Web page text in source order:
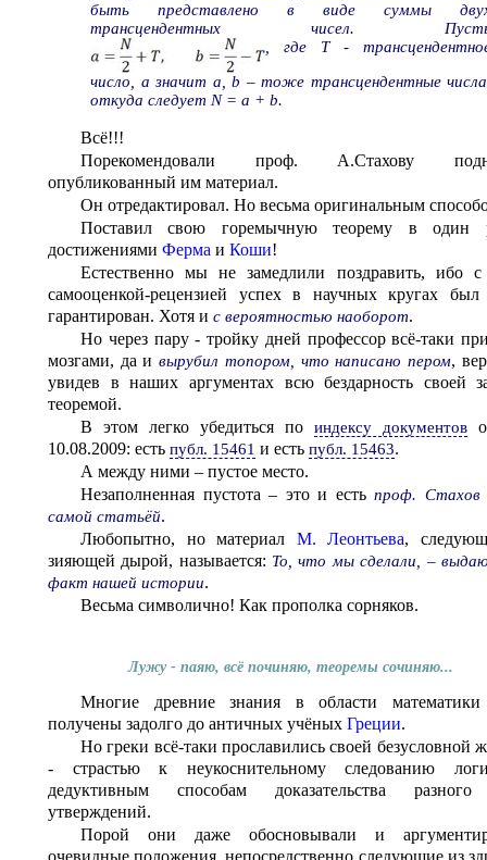
быть представлено в виде суммы
, где T -
число, а значит a, b – тоже трансцендентные
откуда следует N = a + b.
Всё!!!
Порекомендовали проф. А.Стахову
опубликованный им материал.
Он отредактировал. Но весьма оригинальным
Поставил свою горемычную теорему в один
достижениями Ферма и Коши!
Естественно мы не замедлили поздравить, ибо с
самооценкой-рецензией успех в научных кругах был
гарантирован. Хотя и с вероятностью наоборот.
Но через пару - тройку дней профессор всё-таки
мозгами, да и вырубил топором, что написано пером,
увидев в наших аргументах всю бездарность своей
теоремой.
В этом легко убедиться по индексу документов
10.08.2009: есть публ. 15461 и есть публ. 15463.
А между ними – пустое место.
Незаполненная пустота – это и есть проф.
самой статьёй.
Любопытно, но материал М. Леонтьева,
зияющей дырой, называется: То, что мы сделали, –
факт нашей истории.
Весьма символично! Как прополка сорняков.
Лужу - паяю, всё починяю, теоремы сочиняю...
Многие древние знания в области
получены задолго до античных учёных Греции.
Но греки всё-таки прославились своей безусловной
- страстью к неукоснительному следованию
дедуктивным способам доказательства
утверждений.
Порой они даже обосновывали и
очевидные положения, непосредственно следующие из